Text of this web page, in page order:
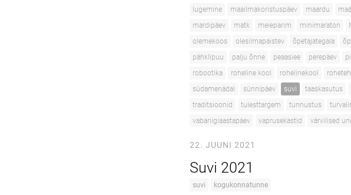
lugemine
maailmakoristuspäev maardu
mardipäev
matk meieparim minimaraton
olemekoos
olesilmapaistev õpetajategala
pähklipuu
palju õnne peaasiee perepäev
robootika
roheline kool rohelinekool
südamenädal
sünnipäev suvi taaskasutus
traditsioonid
tulesttargem tunnustus
vabariigiaastapäev
vaprusekastid värvilised
22. JUUNI 2021
Suvi 2021
suvi kogukonnatunne